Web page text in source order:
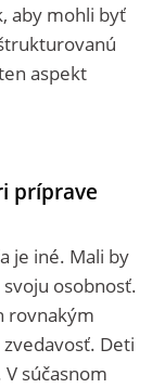
aby mohli byť
aspekt
príprave
je iné. Mali by
osobnosť.
rovnakým
Deti
súčasnom